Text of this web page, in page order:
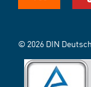
© 2026 DIN